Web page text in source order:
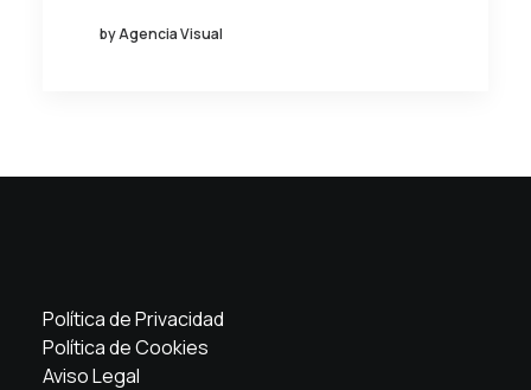
by Agencia Visual
Política de Privacidad
Política de Cookies
Aviso Legal